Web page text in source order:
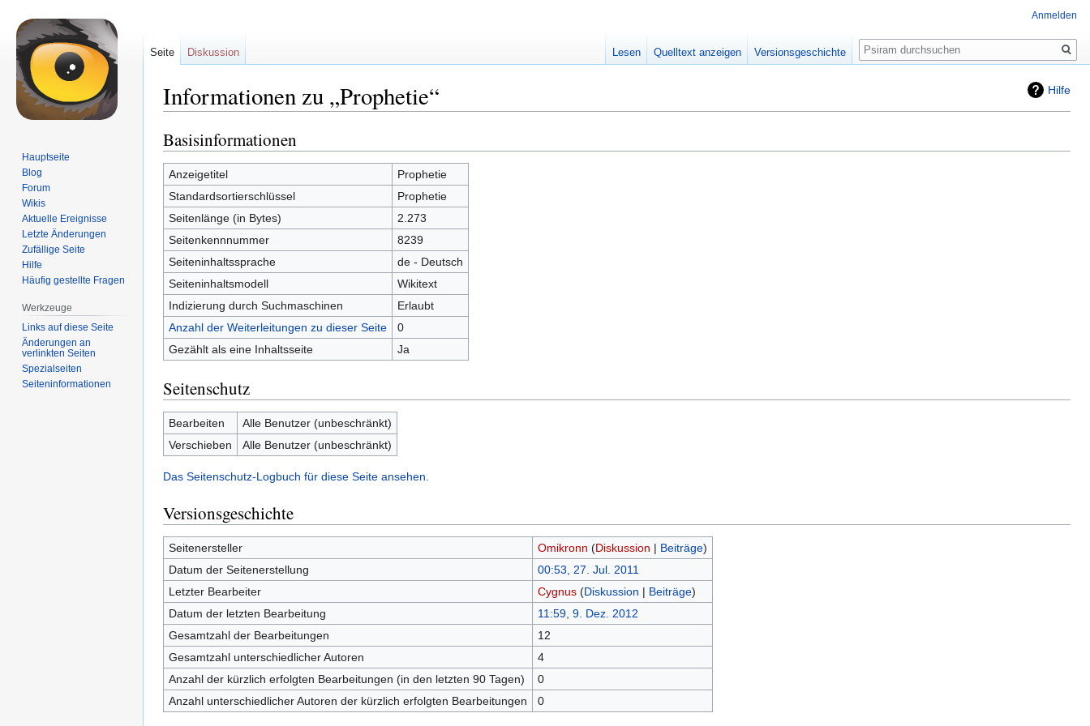
Hilfe
Informationen zu „Prophetie“
Zur
Navigation
springen
Zur
Suche
springen
Basisinformationen
Anzeigetitel
Prophetie
Standardsortierschlüssel
Prophetie
Seitenlänge (in Bytes)
2.273
Seitenkennnummer
8239
Seiteninhaltssprache
de - Deutsch
Seiteninhaltsmodell
Wikitext
Indizierung durch Suchmaschinen
Erlaubt
Anzahl der Weiterleitungen zu dieser Seite
0
Gezählt als eine Inhaltsseite
Ja
Seitenschutz
Bearbeiten
Alle Benutzer (unbeschränkt)
Verschieben
Alle Benutzer (unbeschränkt)
Das Seitenschutz-Logbuch für diese Seite ansehen.
Versionsgeschichte
Seitenersteller Omikronn (Diskussion | Beiträge)
Datum der Seitenerstellung
00:53, 27. Jul. 2011
Letzter Bearbeiter
Cygnus (Diskussion | Beiträge)
Datum der letzten Bearbeitung
11:59, 9. Dez. 2012
Gesamtzahl der Bearbeitungen
12
Gesamtzahl unterschiedlicher Autoren
4
Anzahl der kürzlich erfolgten Bearbeitungen (in den letzten 90 Tagen)
0
Anzahl unterschiedlicher Autoren der kürzlich erfolgten Bearbeitungen
0
Anmelden
Seite Diskussion Lesen Quelltext anzeigen Versionsgeschichte
Suche
Hauptseite
Blog
Forum
Wikis
Aktuelle Ereignisse
Letzte Änderungen
Zufällige Seite
Hilfe
Häufig gestellte Fragen
Werkzeuge
Links auf diese Seite
Änderungen an
verlinkten Seiten
Spezialseiten
Seiten­informationen